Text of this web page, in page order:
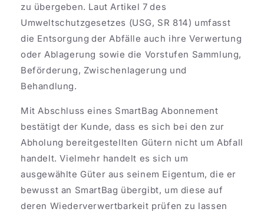
zu übergeben. Laut Artikel 7 des
Umweltschutzgesetzes (USG, SR 814) umfasst
die Entsorgung der Abfälle auch ihre Verwertung
oder Ablagerung sowie die Vorstufen Sammlung,
Beförderung, Zwischenlagerung und
Behandlung.
Mit Abschluss eines SmartBag Abonnement
bestätigt der Kunde, dass es sich bei den zur
Abholung bereitgestellten Gütern nicht um Abfall
handelt. Vielmehr handelt es sich um
ausgewählte Güter aus seinem Eigentum, die er
bewusst an SmartBag übergibt, um diese auf
deren Wiederverwertbarkeit prüfen zu lassen